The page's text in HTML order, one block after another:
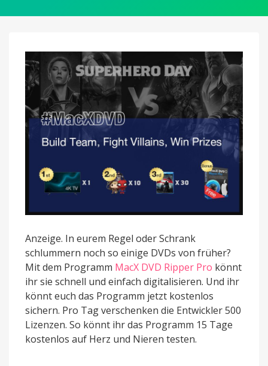
Gratis-
&
4K
Fernseher
gewinnen
Anzeige. In eurem Regel oder Schrank
schlummern noch so einige DVDs von früher?
Mit dem Programm MacX DVD Ripper Pro könnt
ihr sie schnell und einfach digitalisieren. Und ihr
könnt euch das Programm jetzt kostenlos
sichern. Pro Tag verschenken die Entwickler 500
Lizenzen. So könnt ihr das Programm 15 Tage
kostenlos auf Herz und Nieren testen.